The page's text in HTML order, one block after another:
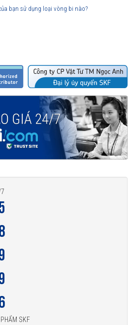
bạn sử dụng loại vòng bi nào?
SKF